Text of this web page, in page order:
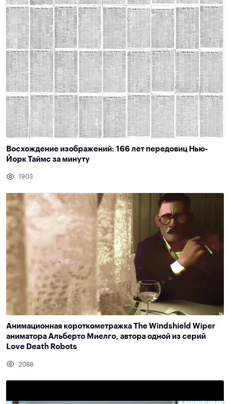
Восхождение изображений: 166 лет передовиц Нью-
Йорк Таймс за минуту
1903
Анимационная короткометражка The Windshield Wiper
аниматора Альберто Миелго, автора одной из серий
Love Death Robots
2088